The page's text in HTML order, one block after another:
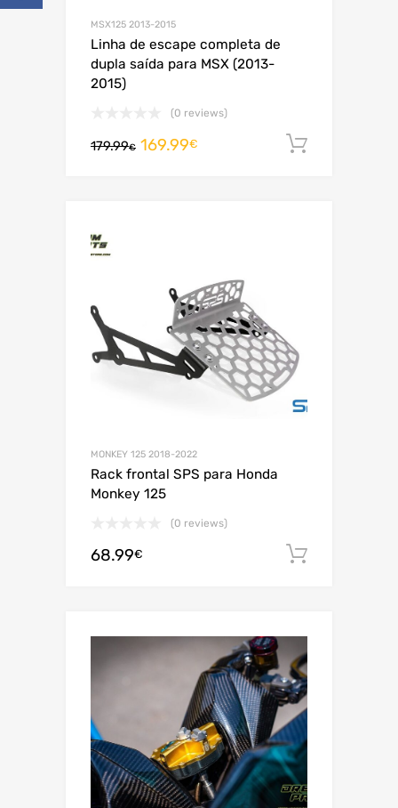
MSX125 2013-2015
Linha de escape completa de
dupla saída para MSX (2013-
2015)
(0 reviews)
179.99€ 169.99€
MONKEY 125 2018-2022
Rack frontal SPS para Honda
Monkey 125
(0 reviews)
68.99€